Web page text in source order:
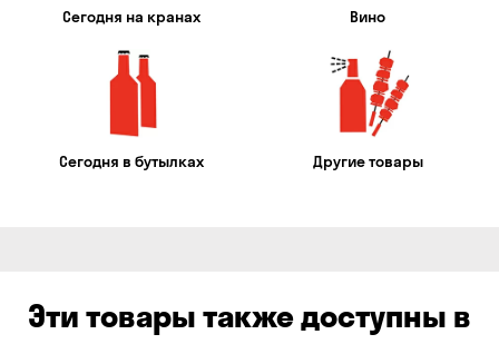
Сегодня на кранах Вино
Сегодня в бутылках Другие товары
Эти товары также доступны в